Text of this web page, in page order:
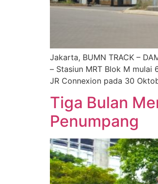
Jakarta, BUMN TRACK –
– Stasiun MRT Blok M
JR Connexion pada 30
Tiga Bulan
Penumpang